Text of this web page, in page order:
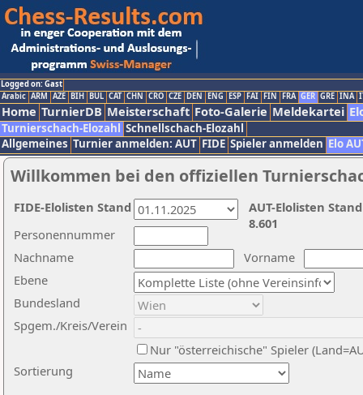
Logged on: Gast
Arabic ARM AZE BIH BUL CAT CHN CRO CZE DEN ENG ESP FAI FIN FRA GER GRE INA
Home TurnierDB Meisterschaft Foto-Galerie Meldekartei
Turnierschach-Elozahl Schnellschach-Elozahl
Allgemeines Turnier anmelden: AUT FIDE Spieler anmelden Elo
Willkommen bei den offiziellen
Nachname
Vorname
Ebene
Sortierung
Personennummer
Bundesland
Spgem./Kreis/Verein
Nur "österreichische" Spieler
AUT-Elolisten
8.601
FIDE-Elolisten Stand